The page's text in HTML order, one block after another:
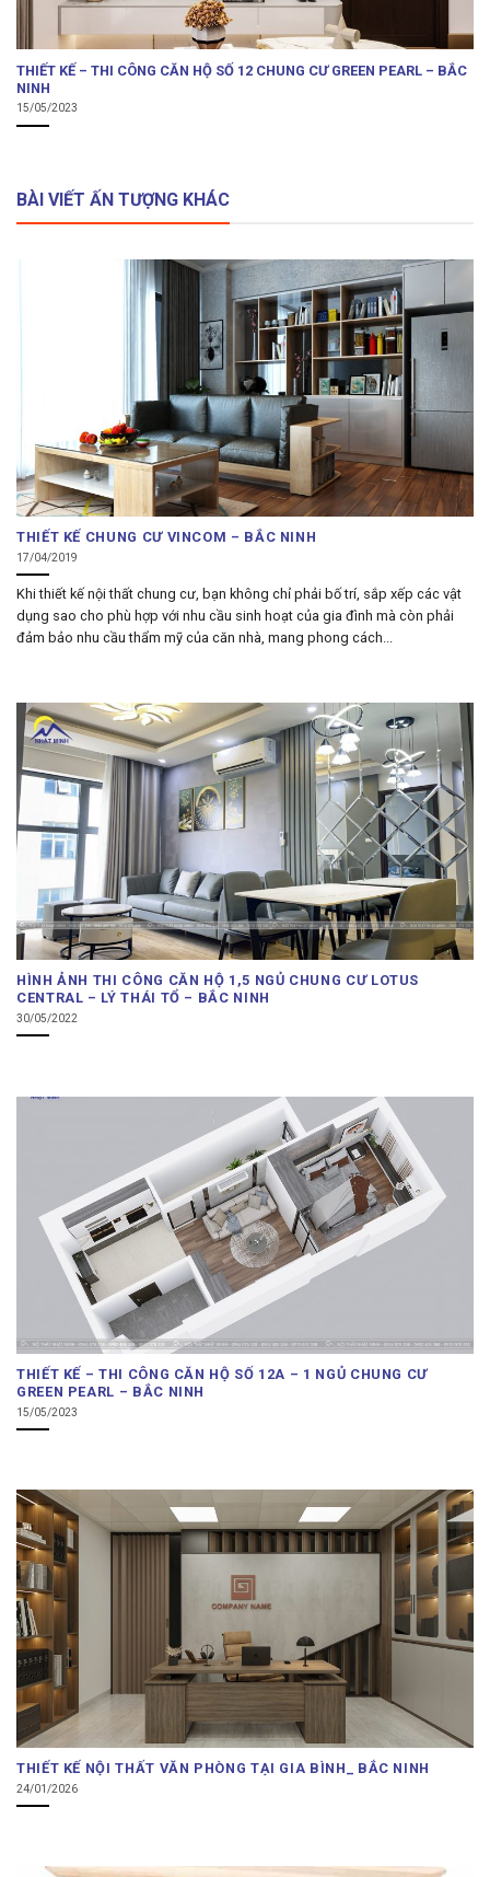
THIẾT KẾ – THI CÔNG CĂN HỘ SỐ 12 CHUNG CƯ GREEN PEARL – BẮC
NINH
15/05/2023
BÀI VIẾT ẤN TƯỢNG KHÁC
THIẾT KẾ CHUNG CƯ VINCOM – BẮC NINH
17/04/2019
Khi thiết kế nội thất chung cư, bạn không chỉ phải bố trí, sắp xếp các vật
dụng sao cho phù hợp với nhu cầu sinh hoạt của gia đình mà còn phải
đảm bảo nhu cầu thẩm mỹ của căn nhà, mang phong cách...
HÌNH ẢNH THI CÔNG CĂN HỘ 1,5 NGỦ CHUNG CƯ LOTUS
CENTRAL – LÝ THÁI TỔ – BẮC NINH
30/05/2022
THIẾT KẾ – THI CÔNG CĂN HỘ SỐ 12A – 1 NGỦ CHUNG CƯ
GREEN PEARL – BẮC NINH
15/05/2023
THIẾT KẾ NỘI THẤT VĂN PHÒNG TẠI GIA BÌNH_ BẮC NINH
24/01/2026